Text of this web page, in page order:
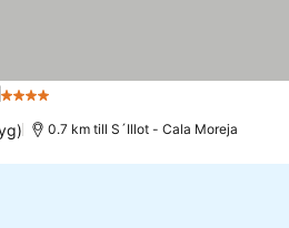
4 Stjärnor
0.7 km till S´Illot - Cala Moreja